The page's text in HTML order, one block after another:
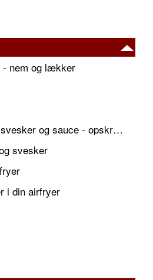
- nem og lækker
Andesteg med æbler, svesker og sauce - opskrift også til jul
svesker
i din airfryer